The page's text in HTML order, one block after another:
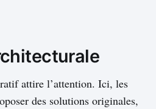
attire l’attention. Ici, les
des solutions originales,